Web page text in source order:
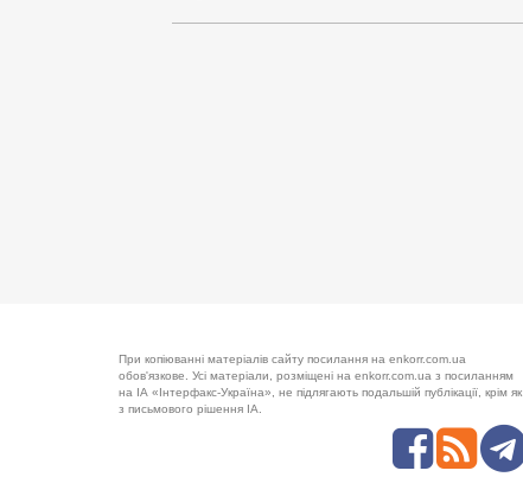
При копіюванні матеріалів сайту посилання на enkorr.com.ua
обов'язкове. Усі матеріали, розміщені на enkorr.com.ua з посиланням
на ІА «Інтерфакс-Україна», не підлягають подальшій публікації, крім як
з письмового рішення ІА.